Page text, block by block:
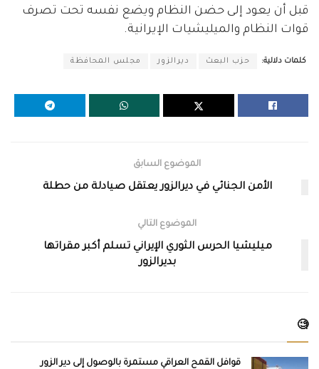
قبل أن يعود إلى حضن النظام ويضع نفسه تحت تصرف
قوات النظام والميليشيات الإيرانية.
كلمات دلالية: حزب البعث ديرالزور مجلس المحافظة
الموضوع السابق
الأمن الجنائي في ديرالزور يعتقل صيادلة من حطلة
الموضوع التالي
ميليشيا الحرس الثوري الإيراني تسلم أكبر مقراتها
بديرالزور
🧐
قوافل القمح العراقي مستمرة بالوصول إلى دير الزور